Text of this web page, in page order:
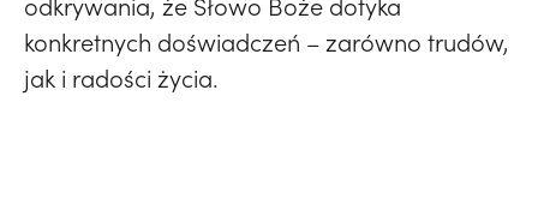
odkrywania, że Słowo Boże dotyka
konkretnych doświadczeń – zarówno trudów,
jak i radości życia.